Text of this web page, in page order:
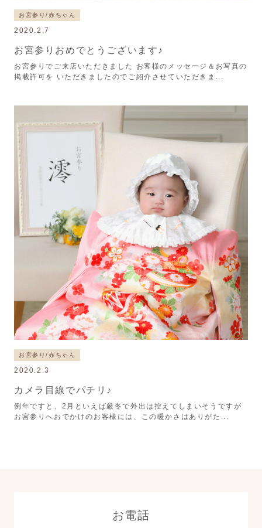
お宮参り/赤ちゃん
2020.2.7
お宮参りおめでとうございます♪
お宮参りでご来店いただきました お客様のメッセージ＆お写真の
掲載許可を いただきましたのでご紹介させていただきま...
お宮参り/赤ちゃん
2020.2.3
カメラ目線でパチリ♪
例年ですと、2月といえば厳冬で外出は控えてしまいそうですが
お宮参りへおでかけのお客様には、この暖かさはありがた...
お電話